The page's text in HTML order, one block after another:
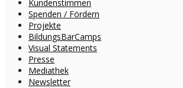
Kundenstimmen
Spenden / Fördern
Projekte
BildungsBarCamps
Visual Statements
Presse
Mediathek
Newsletter